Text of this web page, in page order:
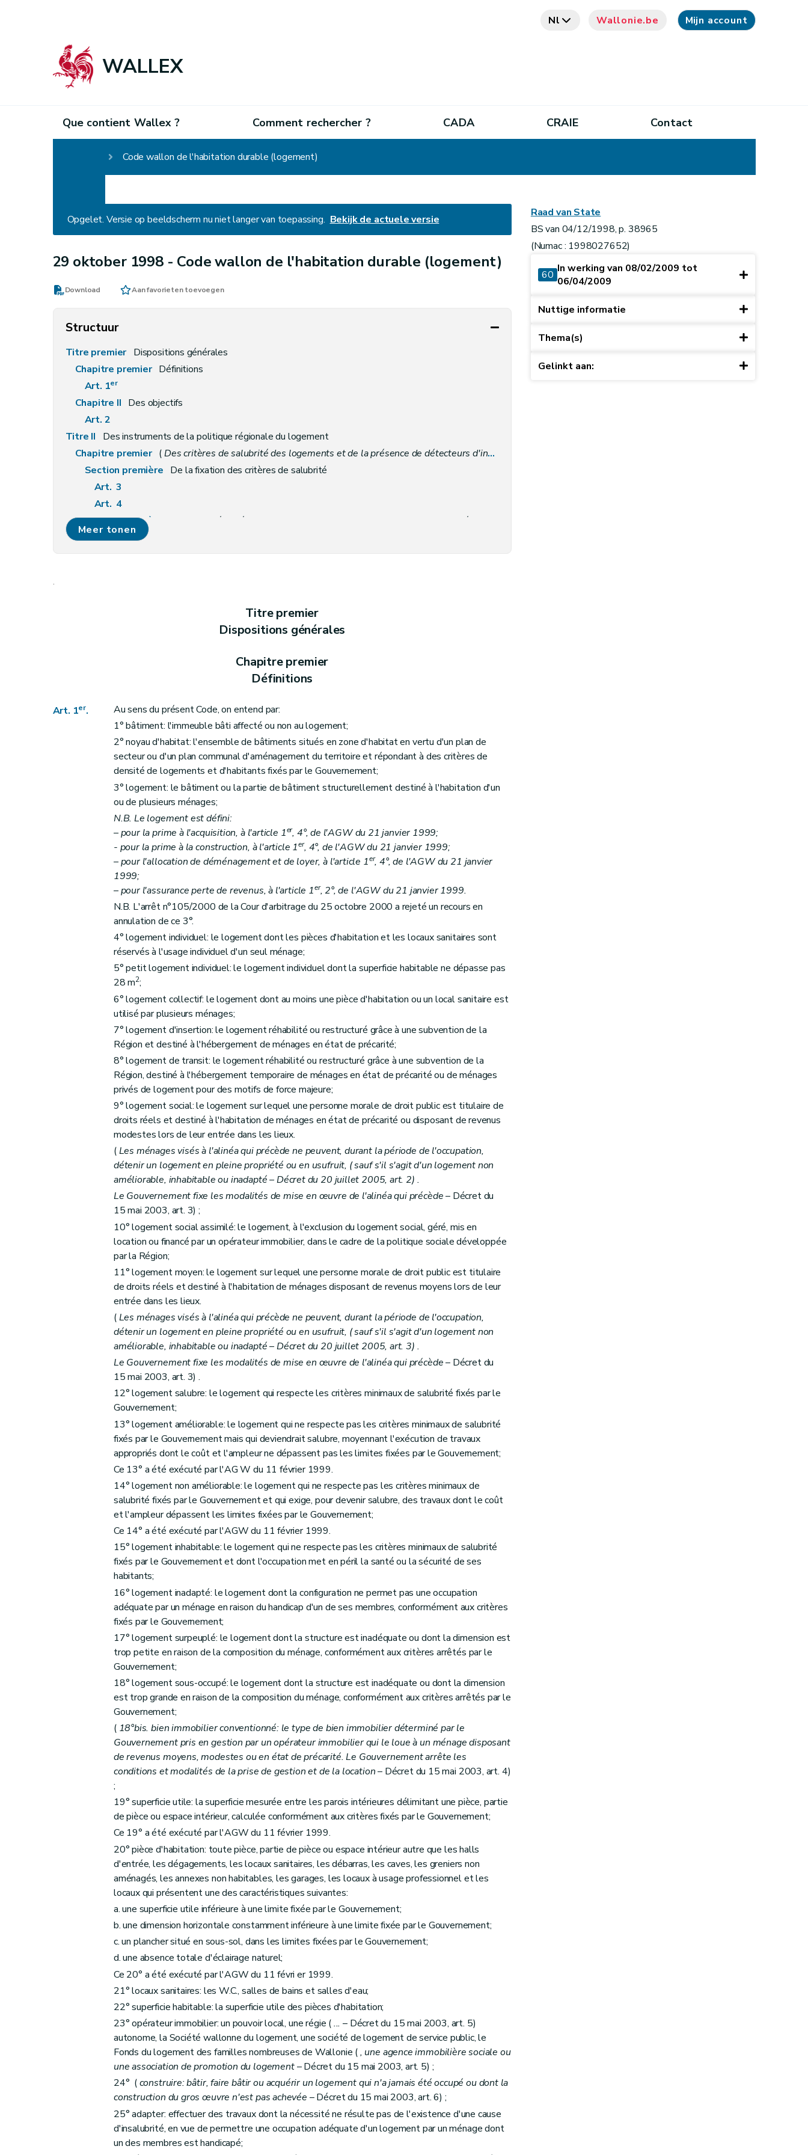
Nl Wallonie.be Mijn account
WALLEX
Que contient Wallex ? Comment rechercher ? CADA CRAIE Contact
Code wallon de l'habitation durable (logement)
Opgelet. Versie op beeldscherm nu niet langer van toepassing. Bekijk de actuele versie
29 oktober 1998 - Code wallon de l'habitation durable (logement)
Download Aan favorieten toevoegen
Structuur
Titre premier Dispositions générales
Chapitre premier Définitions
Art. 1er
Chapitre II Des objectifs
Art. 2
Titre II
Des instruments de la politique régionale du logement
Chapitre premier (Des critères de salubrité des logements et de la présence de détecteurs d'incendie
Section première De la fixation des critères de salubrité
Art. 3
Art. 4
Section première
De la sécurité contre les risques d'incendie des logements par la présence de détecteurs d'incendie
Art. 4bis
Des prescriptions particulières aux logements collectifs et aux petits logements individuels, loués ou mis en location (
Art. 10
Art. 11
Art. 12
Art. 13
Art. 13bis
Chapitre II Des aides aux personnes physiques
Section première Des opérations subsidiables
Art. 14
Art. 15
Art. 16
Art. 17
Art. 18
Art. 19
Art. 20
Art. 21
Art. 22
Section 2 Des formes d'aides
Art. 23
Section 3 Des conditions d'octroi et de calcul des aides
Art. 24
Art. 25
Section 4 De la procédure
Art. 26
Art. 27
Art. 28
Chapitre III Des aides aux personnes morales autres que les sociétés de logement de service public
Section première
Des aides au logement
Sous-section première Des catégories d'aide
Art. 29
Art. 30
Art. 31
Art. 32
Art. 33
Art. 34
Art. 34bis
Sous-section 2
Des conditions d'octroi et du calcul des aides
Art. 35
Art. 36
Art. 37
Art. 38
Sous-section 3 De la procédure
Art. 39
Art. 40 et 41
Art. 42
Art. 43
Section 2 Des aides à l'équipement d'ensembles de logements
Sous-section première
Des aides à l'équipement
Art. 44
Art. 45
Art. 46
Sous-section 2 Des conditions d'octroi et du calcul des aides
Art. 47
Art. 48
Art. 49
Art. 50
Sous-section 3
De la procédure
Art. 51
Art. 52
Art. 53
Chapitre IV Des aides aux sociétés de logement de service public
Section première Des aides au logement
Sous-section première Des catégories d'aide
Art. 54
Art. 55
Art. 56
Art. 57
Art. 58
Art. 59
Art. 59bis
Sous-section 2 Des conditions d'octroi et du calcul des aides
Art. 60
Sous-section 3
De la procédure
Art. 64
Art. 65
Art. 66
Art. 67
Art. 68
Section 2 Des aides à l'équipement
Sous-section première Des aides à l'équipement
Art. 69
Art. 70
Art. 71
Sous-section 2
Des conditions d'octroi et du calcul des aides
Meer tonen
.
Titre premier
Dispositions générales
Chapitre premier
Définitions
Art. 1er.
Au sens du présent Code, on entend par:
1° bâtiment: l'immeuble bâti affecté ou non au logement;
2° noyau d'habitat: l'ensemble de bâtiments situés en zone d'habitat en vertu d'un plan de
secteur ou d'un plan communal d'aménagement du territoire et répondant à des critères de
densité de logements et d'habitants fixés par le Gouvernement;
3° logement: le bâtiment ou la partie de bâtiment structurellement destiné à l'habitation d'un
ou de plusieurs ménages;
N.B. Le logement est défini:
– pour la prime à l'acquisition, à l'article 1er, 4°, de l'AGW du 21 janvier 1999;
- pour la prime à la construction, à l'article 1er, 4°, de l'AGW du 21 janvier 1999;
– pour l'allocation de déménagement et de loyer, à l'article 1er, 4°, de l'AGW du 21 janvier
1999;
– pour l'assurance perte de revenus, à l'article 1er, 2°, de l'AGW du 21 janvier 1999.
N.B. L'arrêt n°105/2000 de la Cour d'arbitrage du 25 octobre 2000 a rejeté un recours en
annulation de ce 3°.
4° logement individuel: le logement dont les pièces d'habitation et les locaux sanitaires sont
réservés à l'usage individuel d'un seul ménage;
5° petit logement individuel: le logement individuel dont la superficie habitable ne dépasse pas
28 m2;
6° logement collectif: le logement dont au moins une pièce d'habitation ou un local sanitaire est
utilisé par plusieurs ménages;
7° logement d'insertion: le logement réhabilité ou restructuré grâce à une subvention de la
Région et destiné à l'hébergement de ménages en état de précarité;
8° logement de transit: le logement réhabilité ou restructuré grâce à une subvention de la
Région, destiné à l'hébergement temporaire de ménages en état de précarité ou de ménages
privés de logement pour des motifs de force majeure;
9° logement social: le logement sur lequel une personne morale de droit public est titulaire de
droits réels et destiné à l'habitation de ménages en état de précarité ou disposant de revenus
modestes lors de leur entrée dans les lieux.
(Les ménages visés à l'alinéa qui précède ne peuvent, durant la période de l'occupation,
détenir un logement en pleine propriété ou en usufruit, (sauf s'il s'agit d'un logement non
améliorable, inhabitable ou inadapté– Décret du 20 juillet 2005, art. 2) .
Le Gouvernement fixe les modalités de mise en œuvre de l'alinéa qui précède– Décret du
15 mai 2003, art. 3) ;
10° logement social assimilé: le logement, à l'exclusion du logement social, géré, mis en
location ou financé par un opérateur immobilier, dans le cadre de la politique sociale développée
par la Région;
11° logement moyen: le logement sur lequel une personne morale de droit public est titulaire
de droits réels et destiné à l'habitation de ménages disposant de revenus moyens lors de leur
entrée dans les lieux.
(Les ménages visés à l'alinéa qui précède ne peuvent, durant la période de l'occupation,
détenir un logement en pleine propriété ou en usufruit, (sauf s'il s'agit d'un logement non
améliorable, inhabitable ou inadapté– Décret du 20 juillet 2005, art. 3) .
Le Gouvernement fixe les modalités de mise en œuvre de l'alinéa qui précède– Décret du
15 mai 2003, art. 3) .
12° logement salubre: le logement qui respecte les critères minimaux de salubrité fixés par le
Gouvernement;
13° logement améliorable: le logement qui ne respecte pas les critères minimaux de salubrité
fixés par le Gouvernement mais qui deviendrait salubre, moyennant l'exécution de travaux
appropriés dont le coût et l'ampleur ne dépassent pas les limites fixées par le Gouvernement;
Ce 13° a été exécuté par l'AG W du 11 février 1999.
14° logement non améliorable: le logement qui ne respecte pas les critères minimaux de
salubrité fixés par le Gouvernement et qui exige, pour devenir salubre, des travaux dont le coût
et l'ampleur dépassent les limites fixées par le Gouvernement;
Ce 14° a été exécuté par l'AGW du 11 février 1999.
15° logement inhabitable: le logement qui ne respecte pas les critères minimaux de salubrité
fixés par le Gouvernement et dont l'occupation met en péril la santé ou la sécurité de ses
habitants;
16° logement inadapté: le logement dont la configuration ne permet pas une occupation
adéquate par un ménage en raison du handicap d'un de ses membres, conformément aux critères
fixés par le Gouvernement;
17° logement surpeuplé: le logement dont la structure est inadéquate ou dont la dimension est
trop petite en raison de la composition du ménage, conformément aux critères arrêtés par le
Gouvernement;
18° logement sous-occupé: le logement dont la structure est inadéquate ou dont la dimension
est trop grande en raison de la composition du ménage, conformément aux critères arrêtés par le
Gouvernement;
( 18°bis. bien immobilier conventionné: le type de bien immobilier déterminé par le
Gouvernement pris en gestion par un opérateur immobilier qui le loue à un ménage disposant
de revenus moyens, modestes ou en état de précarité. Le Gouvernement arrête les
conditions et modalités de la prise de gestion et de la location– Décret du 15 mai 2003, art. 4)
;
19° superficie utile: la superficie mesurée entre les parois intérieures délimitant une pièce, partie
de pièce ou espace intérieur, calculée conformément aux critères fixés par le Gouvernement;
Ce 19° a été exécuté par l'AGW du 11 février 1999.
20° pièce d'habitation: toute pièce, partie de pièce ou espace intérieur autre que les halls
d'entrée, les dégagements, les locaux sanitaires, les débarras, les caves, les greniers non
aménagés, les annexes non habitables, les garages, les locaux à usage professionnel et les
locaux qui présentent une des caractéristiques suivantes:
a. une superficie utile inférieure à une limite fixée par le Gouvernement;
b. une dimension horizontale constamment inférieure à une limite fixée par le Gouvernement;
c. un plancher situé en sous-sol, dans les limites fixées par le Gouvernement;
d. une absence totale d'éclairage naturel;
Ce 20° a été exécuté par l'AGW du 11 févri er 1999.
21° locaux sanitaires: les W.C., salles de bains et salles d'eau;
22° superficie habitable: la superficie utile des pièces d'habitation;
23° opérateur immobilier: un pouvoir local, une régie (... – Décret du 15 mai 2003, art. 5)
autonome, la Société wallonne du logement, une société de logement de service public, le
Fonds du logement des familles nombreuses de Wallonie (, une agence immobilière sociale ou
une association de promotion du logement– Décret du 15 mai 2003, art. 5) ;
24° (construire: bâtir, faire bâtir ou acquérir un logement qui n'a jamais été occupé ou dont la
construction du gros œuvre n'est pas achevée – Décret du 15 mai 2003, art. 6) ;
25° adapter: effectuer des travaux dont la nécessité ne résulte pas de l'existence d'une cause
d'insalubrité, en vue de permettre une occupation adéquate d'un logement par un ménage dont
un des membres est handicapé;
Raad van State
BS van 04/12/1998, p. 38965
(Numac : 1998027652)
60 In werking van 08/02/2009 tot
06/04/2009
Nuttige informatie
Thema(s)
Gelinkt aan: